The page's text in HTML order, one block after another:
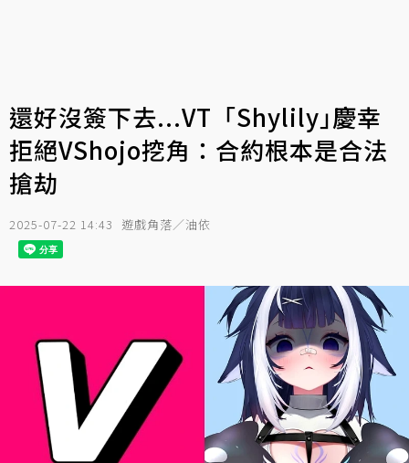
還好沒簽下去...VT「Shylily｣慶幸
拒絕VShojo挖角：合約根本是合法
搶劫
2025-07-22 14:43 遊戲角落／油依